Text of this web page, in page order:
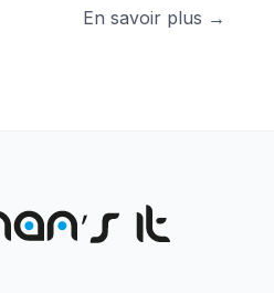
En savoir plus →